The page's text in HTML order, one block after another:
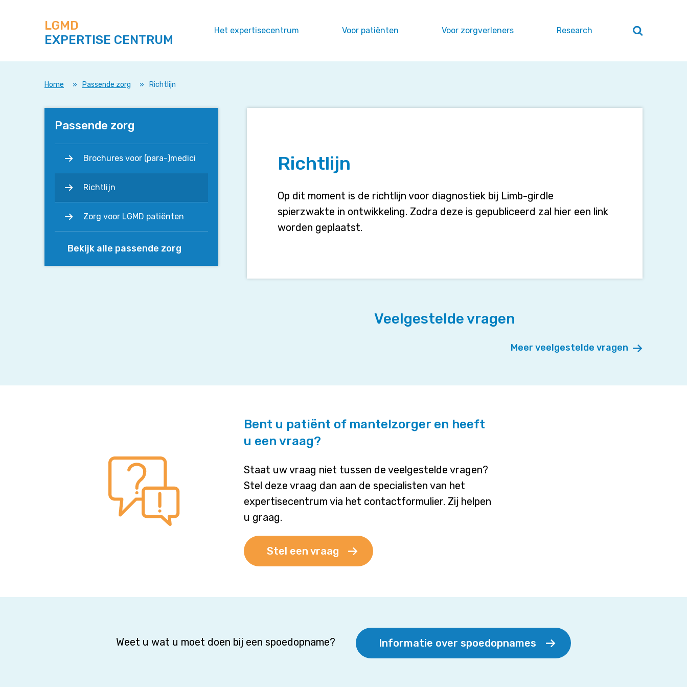
naar
content
deze
site
LGMD
EXPERTISE CENTRUM
Het expertisecentrum Voor patiënten Voor zorgverleners Research Zoeken
sluiten
Home » Passende zorg » Richtlijn
Richtlijn
Op dit moment is de richtlijn voor diagnostiek bij Limb-girdle
spierzwakte in ontwikkeling. Zodra deze is gepubliceerd zal hier een link
worden geplaatst.
Veelgestelde vragen
Meer veelgestelde vragen
Passende zorg
Brochures voor (para-)medici
Richtlijn
Zorg voor LGMD patiënten
Bekijk alle passende zorg
Bent u patiënt of mantelzorger en heeft
u een vraag?
Staat uw vraag niet tussen de veelgestelde vragen?
Stel deze vraag dan aan de specialisten van het
expertisecentrum via het contactformulier. Zij helpen
u graag.
Stel een vraag
Weet u wat u moet doen bij een spoedopname? Informatie over spoedopnames